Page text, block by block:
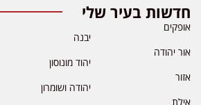
חדשות בעיר שלי
אופקים
אור יהודה
אזור
אילת
יבנה
יהוד מונוסון
יהודה ושומרון